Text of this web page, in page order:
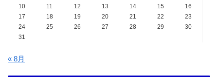
10
11 12 13 14 15
16
17
18 19 20 21 22
23
24
25 26 27 28 29
30
31
« 8月